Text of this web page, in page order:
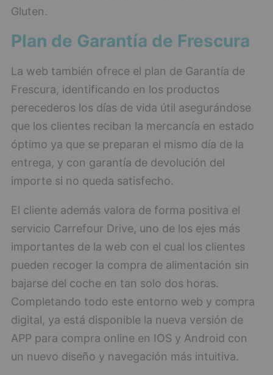
Gluten.
Plan de Garantía de Frescura
La web también ofrece el plan de Garantía de
Frescura, identificando en los productos
perecederos los días de vida útil asegurándose
que los clientes reciban la mercancía en estado
óptimo ya que se preparan el mismo día de la
entrega, y con garantía de devolución del
importe si no queda satisfecho.
El cliente además valora de forma positiva el
servicio Carrefour Drive, uno de los ejes más
importantes de la web con el cual los clientes
pueden recoger la compra de alimentación sin
bajarse del coche en tan solo dos horas.
Completando todo este entorno web y compra
digital, ya está disponible la nueva versión de
APP para compra online en IOS y Android con
un nuevo diseño y navegación más intuitiva.